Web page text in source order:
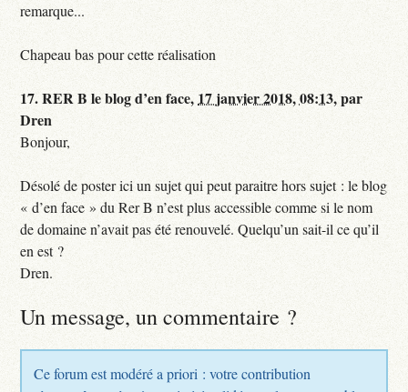
remarque...
Chapeau bas pour cette réalisation
17.RER B le blog d’en face, 17 janvier 2018, 08:13,par
Dren
Bonjour,
Désolé de poster ici un sujet qui peut paraitre hors sujet : le blog
« d’en face » du Rer B n’est plus accessible comme si le nom
de domaine n’avait pas été renouvelé. Quelqu’un sait-il ce qu’il
en est ?
Dren.
Un message, un commentaire ?
Ce forum est modéré a priori : votre contribution